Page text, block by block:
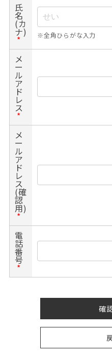
氏
名
(カ
ナ)
* ※全角ひらがな入力
メ
ー
ル
ア
ド
レ
ス
*
メ
ー
ル
ア
ド
レ
ス
(確
認
用)
*
電
話
番
号
*
確